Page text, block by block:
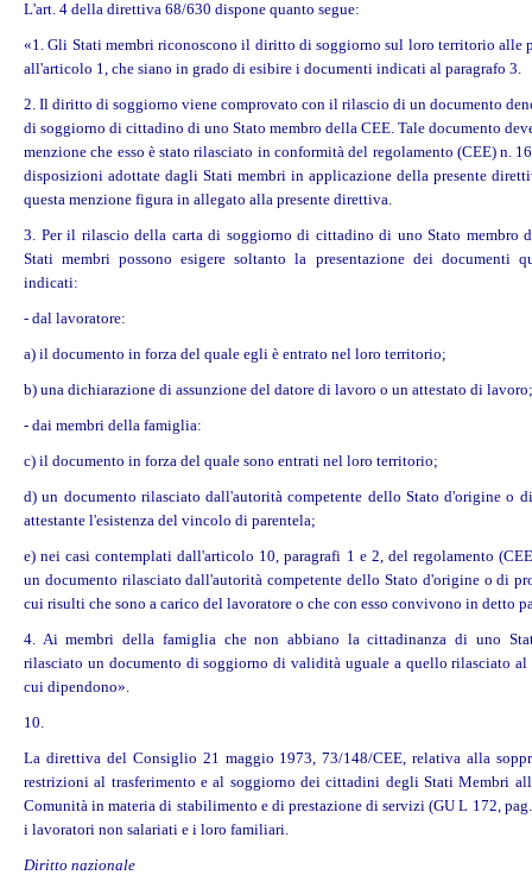
L'art. 4 della direttiva 68/630 dispone quanto segue:
«1. Gli Stati membri riconoscono il diritto di soggiorno sul loro territorio alle
all'articolo 1, che siano in grado di esibire i documenti indicati al paragrafo 3.
2. Il diritto di soggiorno viene comprovato con il rilascio di un documento
di soggiorno di cittadino di uno Stato membro della CEE. Tale documento
menzione che esso è stato rilasciato in conformità del regolamento (CEE) n.
disposizioni adottate dagli Stati membri in applicazione della presente
questa menzione figura in allegato alla presente direttiva.
3. Per il rilascio della carta di soggiorno di cittadino di uno Stato membro
Stati membri possono esigere soltanto la presentazione dei documenti
indicati:
- dal lavoratore:
a) il documento in forza del quale egli è entrato nel loro territorio;
b) una dichiarazione di assunzione del datore di lavoro o un attestato di lavoro;
- dai membri della famiglia:
c) il documento in forza del quale sono entrati nel loro territorio;
d) un documento rilasciato dall'autorità competente dello Stato d'origine o
attestante l'esistenza del vincolo di parentela;
e) nei casi contemplati dall'articolo 10, paragrafi 1 e 2, del regolamento
un documento rilasciato dall'autorità competente dello Stato d'origine o di
cui risulti che sono a carico del lavoratore o che con esso convivono in detto
4. Ai membri della famiglia che non abbiano la cittadinanza di uno
rilasciato un documento di soggiorno di validità uguale a quello rilasciato al
cui dipendono».
10.
La direttiva del Consiglio 21 maggio 1973, 73/148/CEE, relativa alla
restrizioni al trasferimento e al soggiorno dei cittadini degli Stati Membri
Comunità in materia di stabilimento e di prestazione di servizi (GU L 172,
i lavoratori non salariati e i loro familiari.
Diritto nazionale